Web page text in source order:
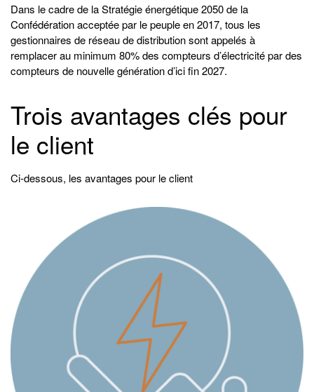
Dans le cadre de la Stratégie énergétique 2050 de la
Confédération acceptée par le peuple en 2017, tous les
gestionnaires de réseau de distribution sont appelés à
remplacer au minimum 80% des compteurs d’électricité par des
compteurs de nouvelle génération d’ici fin 2027.
Trois avantages clés pour
le client
Ci-dessous, les avantages pour le client